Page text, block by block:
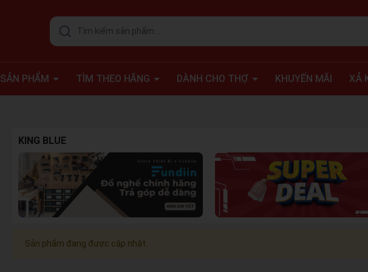
SẢN PHẨM TÌM THEO HÃNG DÀNH CHO THỢ KHUYẾN MÃI XẢ
KING BLUE
Sản phẩm đang được cập nhật.